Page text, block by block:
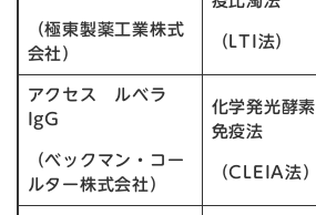
（極東製薬工業株式
会社）
（LTI法）
アクセス ルベラ
IgG
（ベックマン・コー
ルター株式会社）
化学発光酵素
免疫法
（CLEIA法）